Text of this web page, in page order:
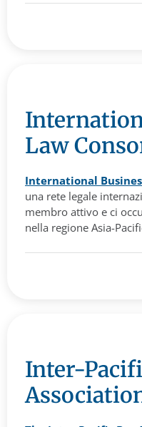
Law
International
una rete legale
membro attivo e ci
nella regione Asia-
Inter-